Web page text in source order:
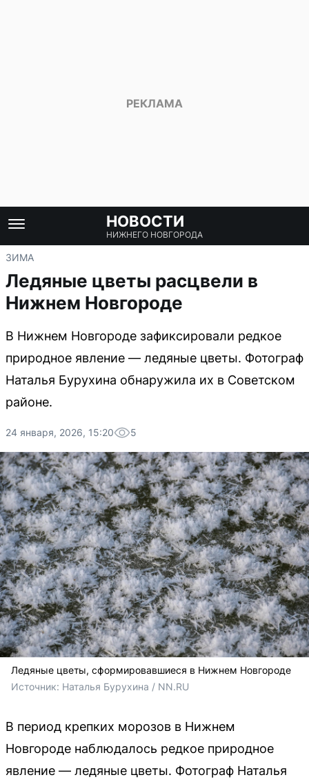
НОВОСТИ
НИЖНЕГО НОВГОРОДА
ЗИМА
Ледяные цветы расцвели в
Нижнем Новгороде
В Нижнем Новгороде зафиксировали редкое
природное явление — ледяные цветы. Фотограф
Наталья Бурухина обнаружила их в Советском
районе.
24 января, 2026, 15:20 5
Ледяные цветы, сформировавшиеся в Нижнем Новгороде
Источник: Наталья Бурухина / NN.RU
В период крепких морозов в Нижнем
Новгороде наблюдалось редкое природное
явление — ледяные цветы. Фотограф Наталья